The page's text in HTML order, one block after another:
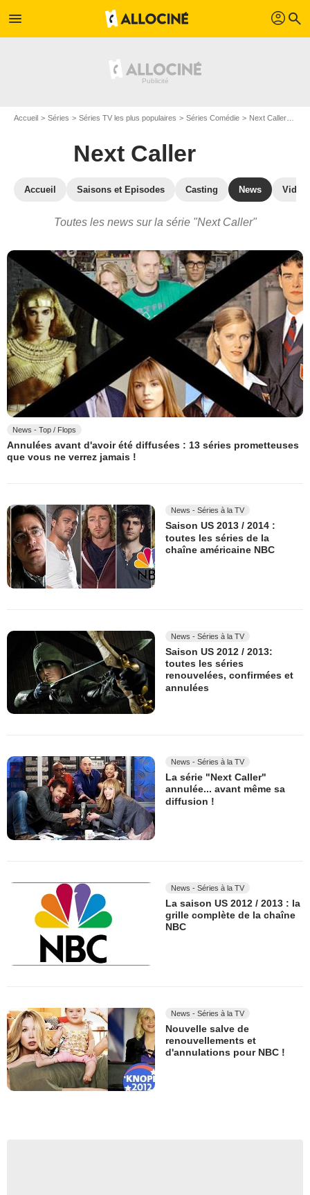
menu profil search
Accueil Séries Séries TV les plus populaires Séries Comédie Next Caller
Next Caller
Accueil Saisons et Episodes Casting News
Toutes les news sur la série "Next Caller"
News - Top / Flops
Annulées avant d'avoir été diffusées : 13 séries prometteuses
que vous ne verrez jamais !
News - Séries à la TV
Saison US 2013 / 2014 :
toutes les séries de la
chaîne américaine NBC
News - Séries à la TV
Saison US 2012 / 2013:
toutes les séries
renouvelées, confirmées et
annulées
News - Séries à la TV
La série "Next Caller"
annulée... avant même sa
diffusion !
News - Séries à la TV
La saison US 2012 / 2013 : la
grille complète de la chaîne
NBC
News - Séries à la TV
Nouvelle salve de
renouvellements et
d'annulations pour NBC !